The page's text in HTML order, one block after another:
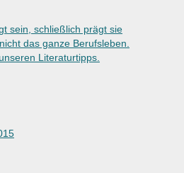
sein, schließlich prägt sie
das ganze Berufsleben.
Literaturtipps.